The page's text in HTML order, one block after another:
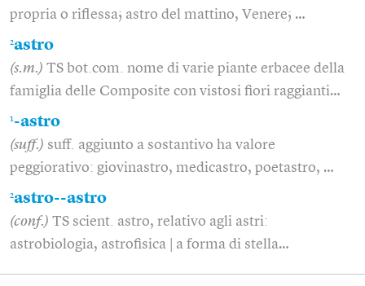
propria o riflessa; astro del mattino, Venere; …
2astro
(s.m.) TS bot.com. nome di varie piante erbacee della
famiglia delle Composite con vistosi fiori raggianti…
1-astro
(suff.) suff. aggiunto a sostantivo ha valore
peggiorativo: giovinastro, medicastro, poetastro, …
2astro--astro
(conf.) TS scient. astro, relativo agli astri:
astrobiologia, astrofisica | a forma di stella…